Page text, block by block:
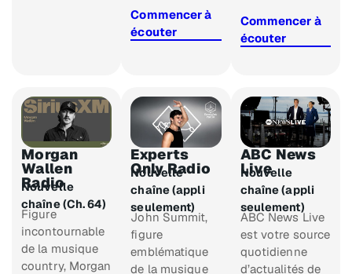
Commencer à
écouter
Commencer à
écouter
Morgan
Wallen
Radio
Nouvelle
chaîne (Ch. 64)
Figure
incontournable
de la musique
country, Morgan
Experts
Only Radio
Nouvelle
chaîne (appli
seulement)
John Summit,
figure
emblématique
de la musique
ABC News
Live
Nouvelle
chaîne (appli
seulement)
ABC News Live
est votre source
quotidienne
d’actualités de